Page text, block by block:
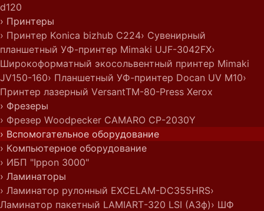
d120
› Принтеры
› Принтер Konica bizhub C224› Сувенирный
планшетный УФ-принтер Mimaki UJF-3042FX›
Широкоформатный экосольвентный принтер Mimaki
JV150-160› Планшетный УФ-принтер Docan UV M10›
Принтер лазерный VersantTM-80-Press Xerox
› Фрезеры
› Фрезер Woodpecker CAMARO CP-2030Y
› Вспомогательное оборудование
› Компьютерное оборудование
› ИБП "Ippon 3000"
› Ламинаторы
› Ламинатор рулонный EXCELAM-DC355HRS›
Ламинатор пакетный LAMIART-320 LSI (А3ф)› ШФ